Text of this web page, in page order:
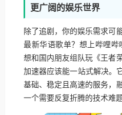
更广阔的娱乐世界
除了追剧，你的娱乐需求可
最新华语歌单？想上哔哩哔
想和国内朋友组队玩《王者
加速器应该能一站式解决。
基础、稳定且高速的服务，
一个需要反复折腾的技术难题